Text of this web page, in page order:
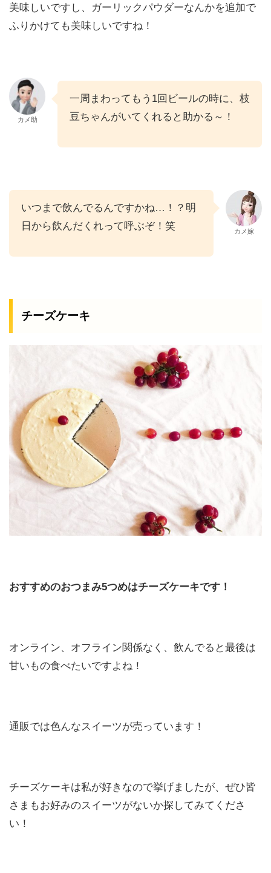
美味しいですし、ガーリックパウダーなんかを追加で
ふりかけても美味しいですね！
カメ助
一周まわってもう1回ビールの時に、枝
豆ちゃんがいてくれると助かる～！
いつまで飲んでるんですかね…！？明
日から飲んだくれって呼ぶぞ！笑
カメ嫁
チーズケーキ
おすすめのおつまみ5つめはチーズケーキです！
オンライン、オフライン関係なく、飲んでると最後は
甘いもの食べたいですよね！
通販では色んなスイーツが売っています！
チーズケーキは私が好きなので挙げましたが、ぜひ皆
さまもお好みのスイーツがないか探してみてくださ
い！